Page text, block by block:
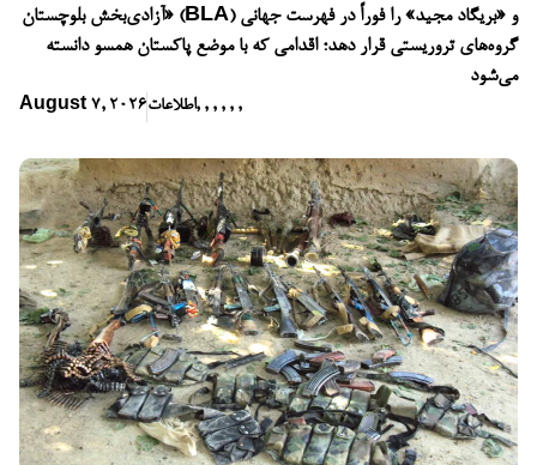
آزادی‌بخش بلوچستان» (BLA) و «بریگاد مجید» را فوراً در فهرست جهانی
گروه‌های تروریستی قرار دهد؛ اقدامی که با موضع پاکستان همسو دانسته
می‌شود
August 7, 2026اطلاعات, , , , , ,